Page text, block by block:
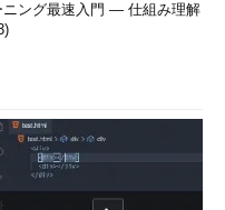
ング最速入門 ― 仕組み理解